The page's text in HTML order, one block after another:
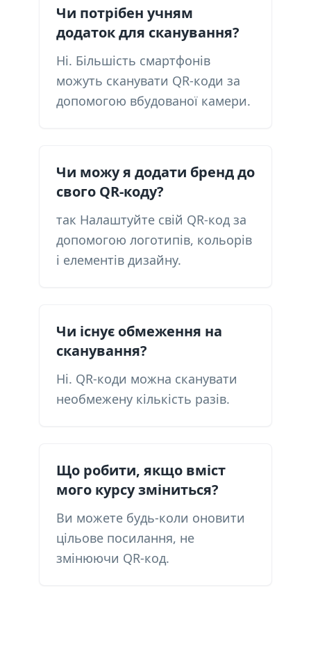
Чи потрібен учням
додаток для сканування?
Ні. Більшість смартфонів
можуть сканувати QR-коди за
допомогою вбудованої камери.
Чи можу я додати бренд до
свого QR-коду?
так Налаштуйте свій QR-код за
допомогою логотипів, кольорів
і елементів дизайну.
Чи існує обмеження на
сканування?
Ні. QR-коди можна сканувати
необмежену кількість разів.
Що робити, якщо вміст
мого курсу зміниться?
Ви можете будь-коли оновити
цільове посилання, не
змінюючи QR-код.